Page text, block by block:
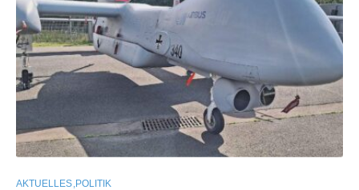
AKTUELLES POLITIK